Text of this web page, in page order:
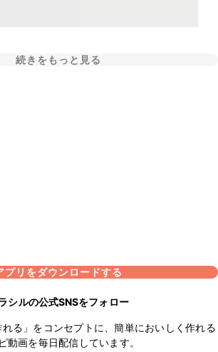
続きをもっと見る
プリをダウンロードする
シルの公式SNSをフォロー
れる」をコンセプトに、簡単においしく作れる
動画を毎日配信しています。